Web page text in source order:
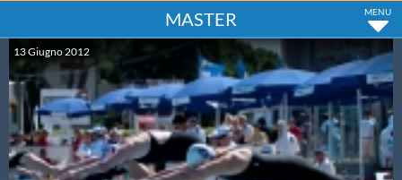
Tuffi
Artistico
MASTER
13Giugno2012